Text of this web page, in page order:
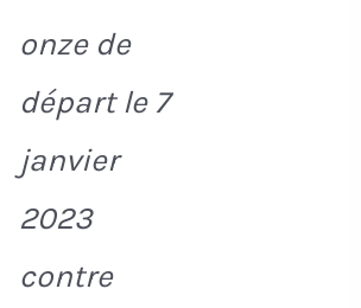
onze de
départ le 7
janvier
2023
contre